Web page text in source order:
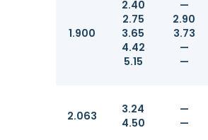
1.900
2.40
2.75
3.65
4.42
5.15
—
2.90
3.73
—
—
2.063
3.24
4.50
—
—